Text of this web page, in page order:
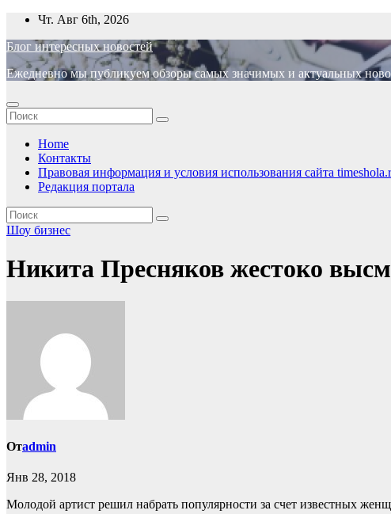
Перейти
содержимому
Чт. Авг 6th, 2026
Блог интересных новостей
Ежедневно мы публикуем обзоры самых значимых и актуальных
Home
Контакты
Правовая информация и условия использования сайта
Редакция портала
Шоу бизнес
Никита Пресняков жестоко
Отadmin
Янв 28, 2018
Молодой артист решил набрать популярности за счет известных